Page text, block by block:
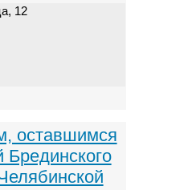
12
оставшимся
Брединского